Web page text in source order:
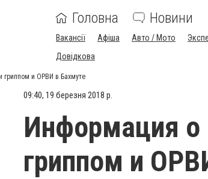
Головна Новини
Вакансії Афіша Авто / Мото
Довідкова
гриппом и ОРВИ в Бахмуте
09:40, 19 березня 2018 р.
Информация о
гриппом и